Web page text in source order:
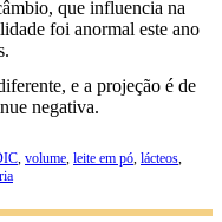
que influencia na
foi anormal este ano
e a projeção é de
negativa.
, volume, leite em pó, lácteos,